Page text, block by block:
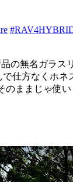
の無名ガラス
仕方なくホネ
のままじゃ使い